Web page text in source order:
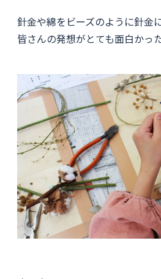
針金や綿をビーズのように針金
皆さんの発想がとても面白かった